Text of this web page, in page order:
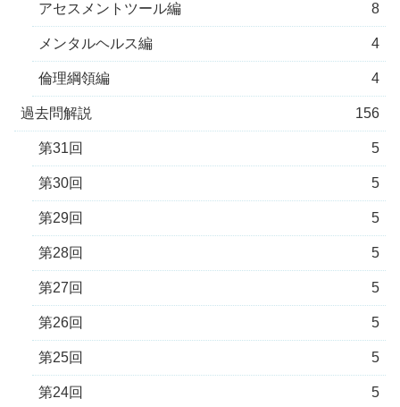
アセスメントツール編 8
メンタルヘルス編 4
倫理綱領編 4
過去問解説 156
第31回 5
第30回 5
第29回 5
第28回 5
第27回 5
第26回 5
第25回 5
第24回 5